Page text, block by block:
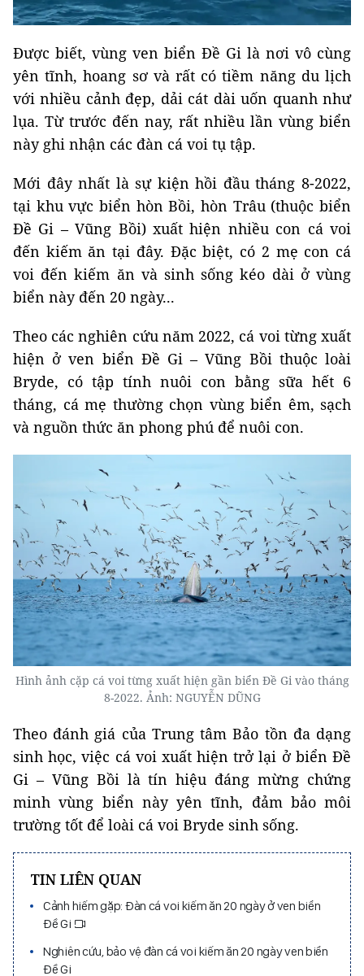
Được biết, vùng ven biển Đề Gi là nơi vô cùng
yên tĩnh, hoang sơ và rất có tiềm năng du lịch
với nhiều cảnh đẹp, dải cát dài uốn quanh như
lụa. Từ trước đến nay, rất nhiều lần vùng biển
này ghi nhận các đàn cá voi tụ tập.
Mới đây nhất là sự kiện hồi đầu tháng 8-2022,
tại khu vực biển hòn Bồi, hòn Trâu (thuộc biển
Đề Gi – Vũng Bồi) xuất hiện nhiều con cá voi
đến kiếm ăn tại đây. Đặc biệt, có 2 mẹ con cá
voi đến kiếm ăn và sinh sống kéo dài ở vùng
biển này đến 20 ngày...
Theo các nghiên cứu năm 2022, cá voi từng xuất
hiện ở ven biển Đề Gi – Vũng Bồi thuộc loài
Bryde, có tập tính nuôi con bằng sữa hết 6
tháng, cá mẹ thường chọn vùng biển êm, sạch
và nguồn thức ăn phong phú để nuôi con.
Hình ảnh cặp cá voi từng xuất hiện gần biển Đề Gi vào tháng
8-2022. Ảnh: NGUYỄN DŨNG
Theo đánh giá của Trung tâm Bảo tồn đa dạng
sinh học, việc cá voi xuất hiện trở lại ở biển Đề
Gi – Vũng Bồi là tín hiệu đáng mừng chứng
minh vùng biển này yên tĩnh, đảm bảo môi
trường tốt để loài cá voi Bryde sinh sống.
TIN LIÊN QUAN
Cảnh hiếm gặp: Đàn cá voi kiếm ăn 20 ngày ở ven biển
Đề Gi
Nghiên cứu, bảo vệ đàn cá voi kiếm ăn 20 ngày ven biển
Đề Gi